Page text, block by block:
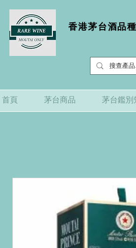
香港茅台酒品
首頁 茅台商品 茅台鑑別